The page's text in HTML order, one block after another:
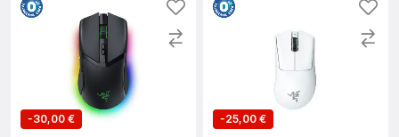
-30,00 €
-25,00 €